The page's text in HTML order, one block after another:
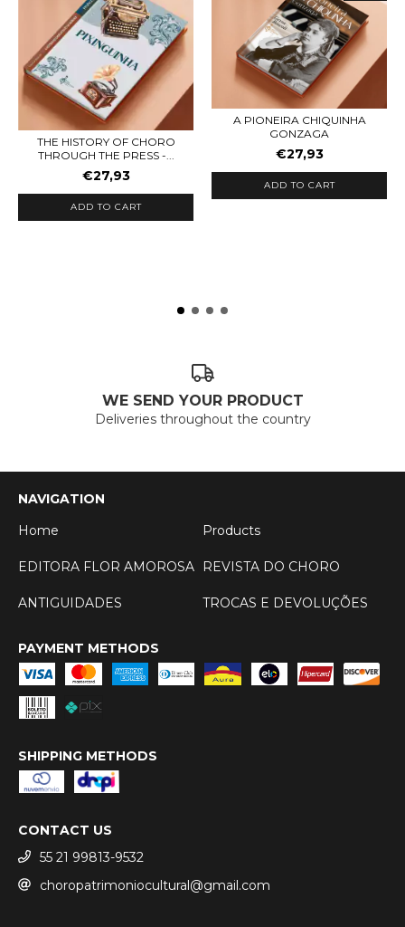
THE HISTORY OF CHORO
THROUGH THE PRESS -...
€27,93
ADD TO CART
A PIONEIRA CHIQUINHA
GONZAGA
€27,93
ADD TO CART
WE SEND YOUR PRODUCT
Deliveries throughout the country
NAVIGATION
Home
Products
EDITORA FLOR AMOROSA REVISTA DO CHORO
ANTIGUIDADES TROCAS E DEVOLUÇÕES
PAYMENT METHODS
SHIPPING METHODS
CONTACT US
55 21 99813-9532
choropatrimoniocultural@gmail.com